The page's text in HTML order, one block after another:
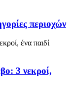
περιοχών
3 νεκροί,